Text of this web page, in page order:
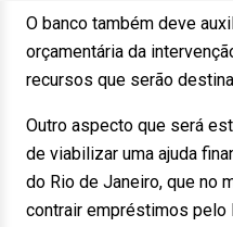
O banco também deve
orçamentária da
recursos que serão
Outro aspecto que será
de viabilizar uma ajuda
do Rio de Janeiro, que no
contrair empréstimos pelo